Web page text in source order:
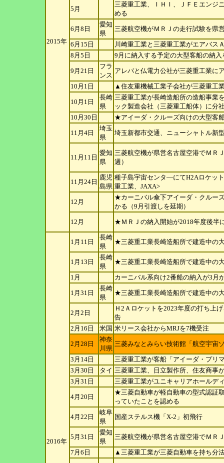
2015年
5月
三菱重工業、ＩＨＩ、ＪＦＥエンジ
める
6月8日
愛知
県
三菱航空機がＭＲＪの走行試験を県
6月15日
川崎重工業と三菱重工業がエアバス
8月5日
9月に納入する予定の大型客船の納
9月21日
フラ
ンス
アレバと仏電力公社が三菱重工業に
10月1日 ▲住友重機械工業子会社が三菱重工
10月1日
長崎
県
三菱重工業が長崎造船所の造船事業
ック製造会社（三菱重工船体）に分
10月30日
★アイーダ・クルーズ向けの大型客
11月4日
埼玉
県
埼玉新都市交通、ニューシャトル新
11月11日
愛知
県
三菱航空機が県営名古屋空港でＭＲ
週）
11月24日
鹿児
島県
種子島宇宙センタ―にてH2Aロケッ
重工業、JAXA>
12月
★カーニバル傘下アイーダ・クルー
かる（9月引渡しを延期）
12月 ★ＭＲＪの納入開始が2018年度後半
2016年
1月11日
長崎
県
★三菱重工業長崎造船所で建造中の
1月13日
長崎
県
★三菱重工業長崎造船所で建造中の
1月 カーニバル系向け2番船の納入が3月
1月31日
長崎
県
★三菱重工業長崎造船所で建造中の
2月2日
Ｈ2Ａロケットを2023年度の打ち上
告
2月16日
米国 米リース会社からMRJを7機受注
2月28日
神奈
川 県
三菱みなとみらい技術館「航空宇宙
3月14日
三菱重工業が客船「アイーダ・プリ
3月30日
タイ 三菱重工業、日立製作所、住友商事
3月31日
三菱重工業がユニキャリアホールデ
4月20日
★三菱自動車が軽自動車の型式認証
っていたことを認める
4月22日
岐阜
県
国産ステルス機「X-2」初飛行
5月31日
愛知
県
三菱航空機が県営名古屋空港でＭＲ
7月6日
▲三菱重工業が三菱自動車を持ち分